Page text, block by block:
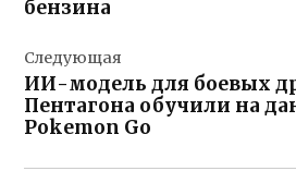
бензина
Следующая
ИИ-модель для боевых
Пентагона обучили на
Pokemon Go